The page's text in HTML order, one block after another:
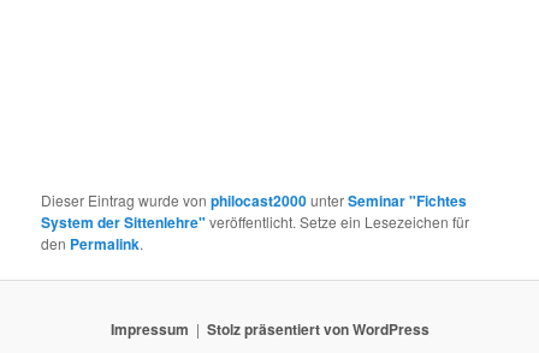
Dieser Eintrag wurde vonphilocast2000unterSeminar "Fichtes
System der Sittenlehre" veröffentlicht. Setze ein Lesezeichen für
den Permalink.
Impressum Stolz präsentiert von WordPress